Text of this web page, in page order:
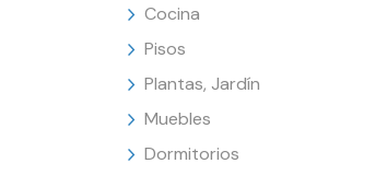
Cocina
Pisos
Plantas, Jardín
Muebles
Dormitorios